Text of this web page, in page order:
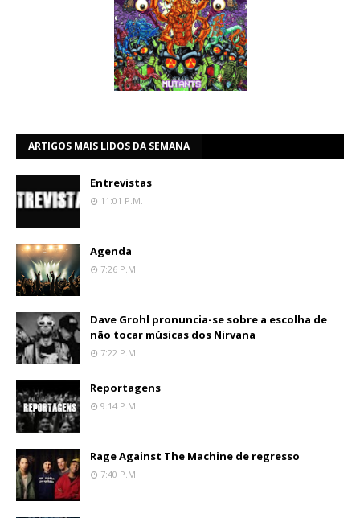
ARTIGOS MAIS LIDOS DA SEMANA
Entrevistas
11:01 P.m.
Agenda
7:26 P.m.
Dave Grohl pronuncia-se sobre a escolha de
não tocar músicas dos Nirvana
7:22 P.m.
Reportagens
9:14 P.m.
Rage Against The Machine de regresso
7:40 P.m.